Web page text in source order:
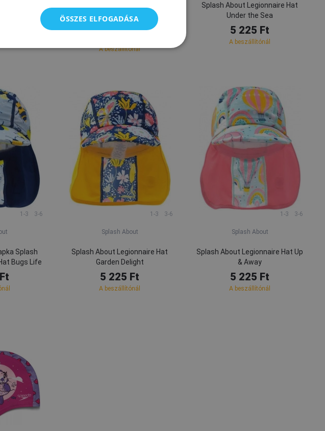
About Legionnaire Hat Owl & the
A beszállítónál
Splash About Legionnaire Hat
Under the Sea
5 225 Ft
A beszállítónál
1-3 3-6
Splash
Bugs Life
1-3 3-6
Splash About
Splash About Legionnaire Hat
Garden Delight
5 225 Ft
A beszállítónál
1-3 3-6
Splash About
Splash About Legionnaire Hat Up
& Away
5 225 Ft
A beszállítónál
ÖSSZES ELFOGADÁSA